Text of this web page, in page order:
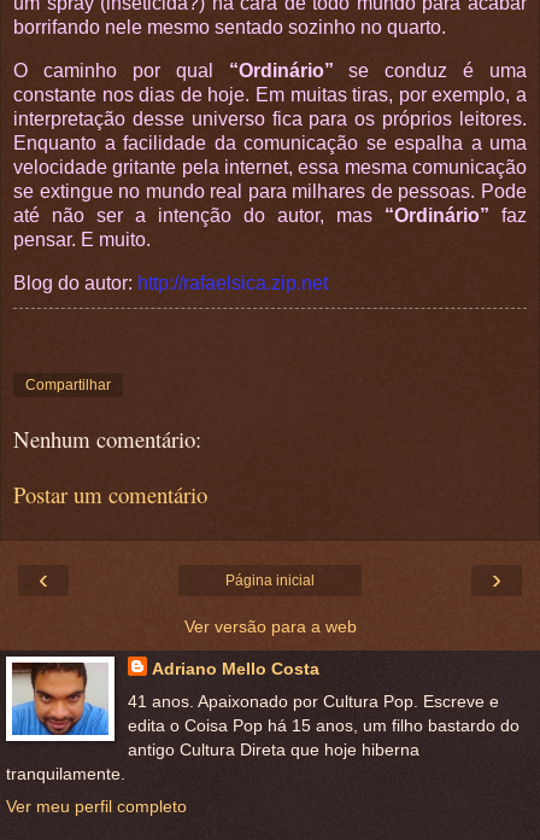
borrifando nele mesmo sentado sozinho no quarto.
O caminho por qual “Ordinário” se conduz é uma
constante nos dias de hoje. Em muitas tiras, por exemplo, a
interpretação desse universo fica para os próprios leitores.
Enquanto a facilidade da comunicação se espalha a uma
velocidade gritante pela internet, essa mesma comunicação
se extingue no mundo real para milhares de pessoas. Pode
até não ser a intenção do autor, mas “Ordinário” faz
pensar. E muito.
Blog do autor: http://rafaelsica.zip.net
Compartilhar
Nenhum comentário:
Postar um comentário
‹ ›
Página inicial
Ver versão para a web
Adriano Mello Costa
41 anos. Apaixonado por Cultura Pop. Escreve e
edita o Coisa Pop há 15 anos, um filho bastardo do
antigo Cultura Direta que hoje hiberna
tranquilamente.
Ver meu perfil completo